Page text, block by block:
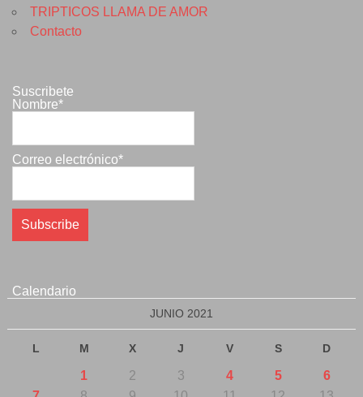
TRIPTICOS LLAMA DE AMOR
Contacto
Suscribete
Nombre*
Correo electrónico*
Calendario
JUNIO 2021
L M X J V S D
1 2 3 4 5
6